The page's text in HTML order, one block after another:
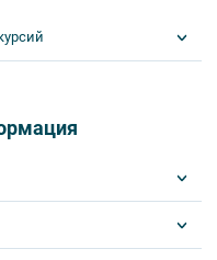
с правилами,
приятным, комфортным
употреблять пищу